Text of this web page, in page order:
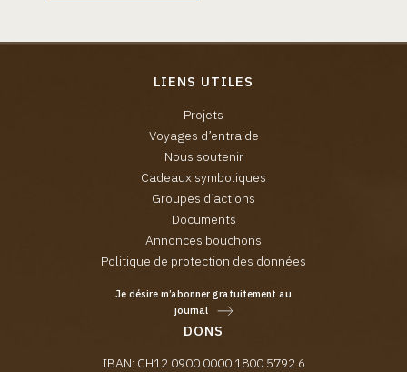
LIENS UTILES
Projets
Voyages d’entraide
Nous soutenir
Cadeaux symboliques
Groupes d’actions
Documents
Annonces bouchons
Politique de protection des données
Je désire m’abonner gratuitement au
journal
DONS
IBAN: CH12 0900 0000 1800 5792 6